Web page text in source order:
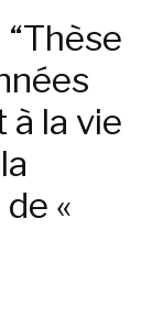
la vie
«